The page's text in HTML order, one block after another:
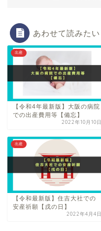
あわせて読みたい
出産
【令和4年最新版】大阪の病院
での出産費用等【備忘】
2022年10月10日
出産
【令和最新版】住吉大社での
安産祈願【戌の日】
2022年4月4日